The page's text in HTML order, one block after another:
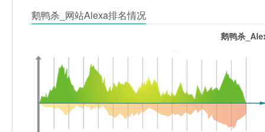
鹅鸭杀_网站Alexa排名情况
鹅鸭杀